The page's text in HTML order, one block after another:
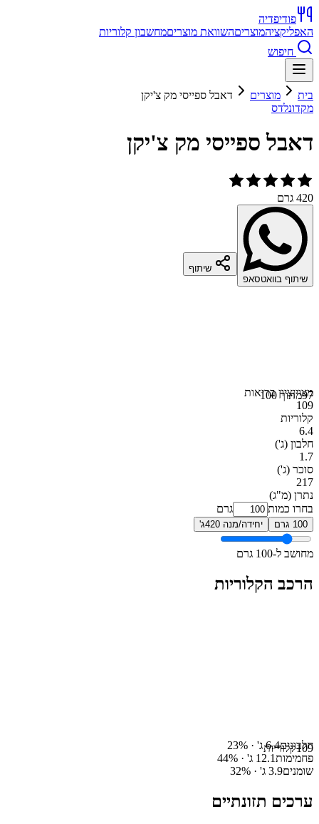
פודיפדיה
האפליקציהמוצריםהשוואת מוצריםמחשבון קלוריות
חיפוש
בית מוצרים
דאבל ספייסי מק צ'יקן
מקדונלדס
דאבל ספייסי מק צ'יקן
420 גרם
שיתוף בוואטסאפ
שיתוף
97מתוך 100מצויןציון בריאות
109
קלוריות
6.4
חלבון (ג')
1.7
סוכר (ג')
217
נתרן (מ"ג)
בחרו כמות
גרם
100 גרם יחידה/מנה 420ג'
מחושב ל-100 גרם
הרכב הקלוריות
109קלוריותחלבונים6.4ג' · 23%
פחמימות12.1 ג' · 44%
שומנים3.9 ג' · 32%
ערכים תזונתיים